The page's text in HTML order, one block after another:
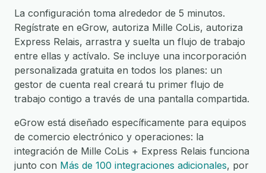
La configuración toma alrededor de 5 minutos.
Regístrate en eGrow, autoriza Mille CoLis, autoriza
Express Relais, arrastra y suelta un flujo de trabajo
entre ellas y actívalo. Se incluye una incorporación
personalizada gratuita en todos los planes: un
gestor de cuenta real creará tu primer flujo de
trabajo contigo a través de una pantalla compartida.
eGrow está diseñado específicamente para equipos
de comercio electrónico y operaciones: la
integración de Mille CoLis + Express Relais funciona
junto con Más de 100 integraciones adicionales, por